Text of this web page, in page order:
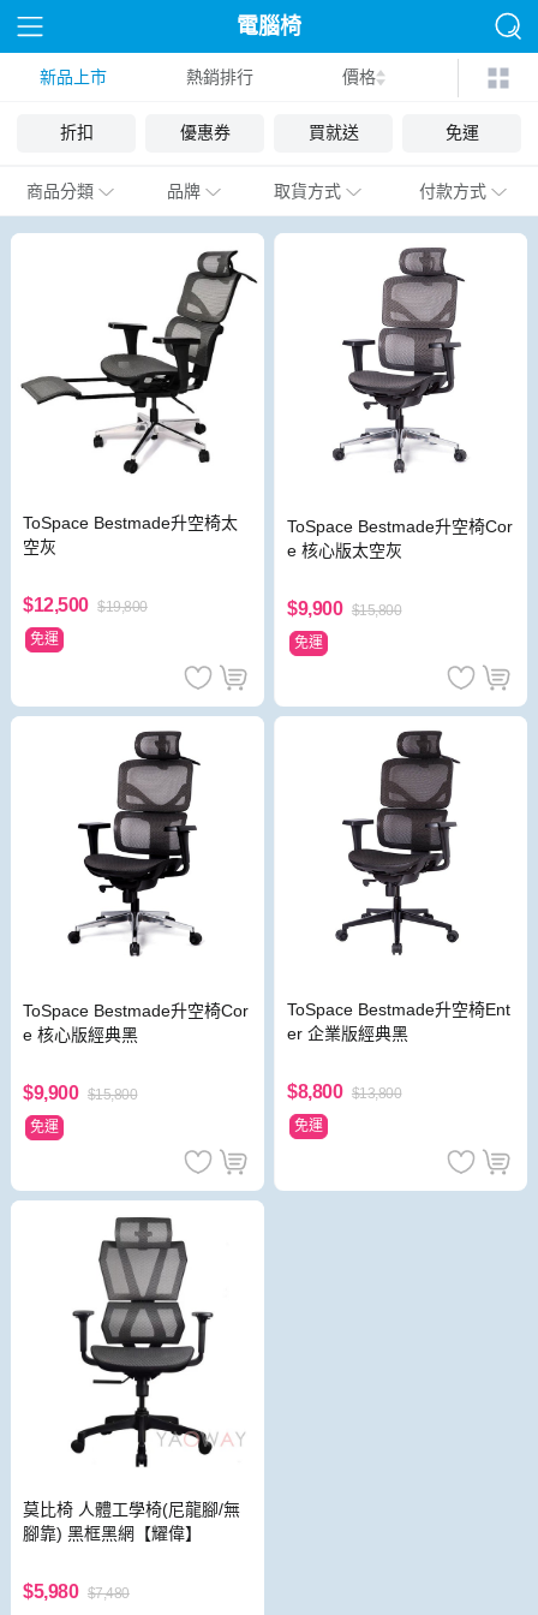
電腦椅
新品上市 熱銷排行 價格
折扣 優惠券 買就送 免運
商品分類 品牌 取貨方式 付款方式
ToSpace Bestmade升空椅太
空灰
$12,500 $19,800
免運
ToSpace Bestmade升空椅Cor
e 核心版太空灰
$9,900 $15,800
免運
ToSpace Bestmade升空椅Cor
e 核心版經典黑
$9,900 $15,800
免運
ToSpace Bestmade升空椅Ent
er 企業版經典黑
$8,800 $13,800
免運
莫比椅 人體工學椅(尼龍腳/無
腳靠) 黑框黑網【耀偉】
$5,980 $7,480